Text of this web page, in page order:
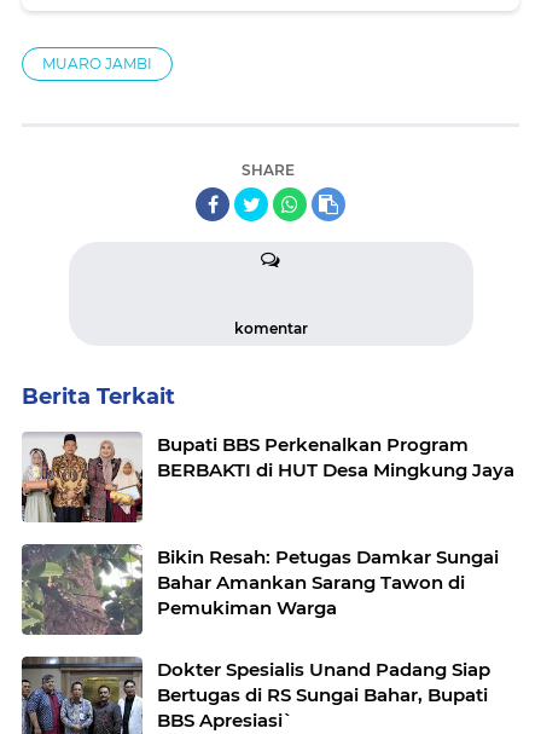
MUARO JAMBI
SHARE
komentar
Berita Terkait
Bupati BBS Perkenalkan Program
BERBAKTI di HUT Desa Mingkung Jaya
Bikin Resah: Petugas Damkar Sungai
Bahar Amankan Sarang Tawon di
Pemukiman Warga
Dokter Spesialis Unand Padang Siap
Bertugas di RS Sungai Bahar, Bupati
BBS Apresiasi`